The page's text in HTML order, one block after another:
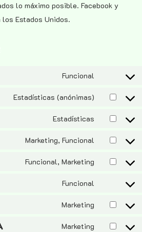
lo máximo posible. Facebook y
Estados Unidos.
Funcional
Estadísticas (anónimas)
Estadísticas
Marketing, Funcional
Funcional, Marketing
Funcional
Marketing
Marketing